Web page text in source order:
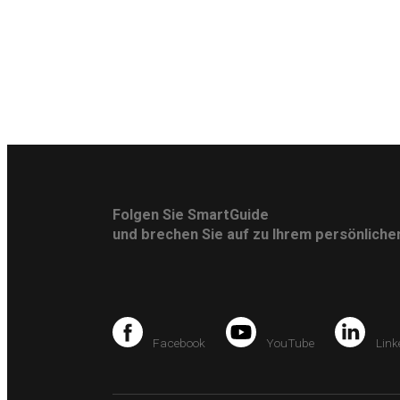
Folgen Sie SmartGuide
und brechen Sie auf zu Ihrem
Facebook YouTube